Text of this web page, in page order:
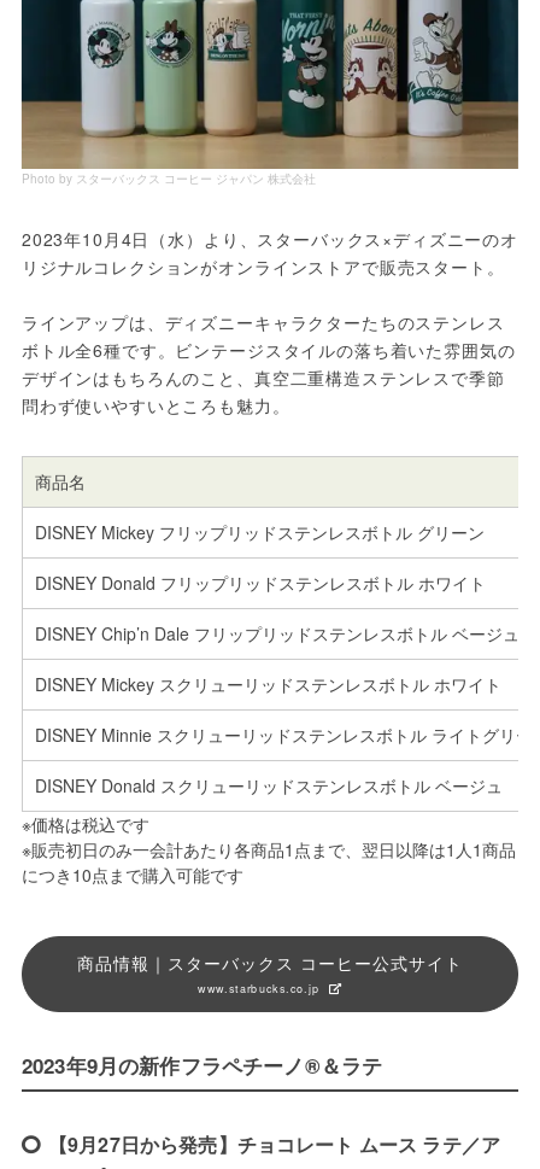
Photo by スターバックス コーヒー ジャパン 株式会社
2023年10月4日（水）より、スターバックス×ディズニーのオ
リジナルコレクションがオンラインストアで販売スタート。
ラインアップは、ディズニーキャラクターたちのステンレス
ボトル全6種です。ビンテージスタイルの落ち着いた雰囲気の
デザインはもちろんのこと、真空二重構造ステンレスで季節
問わず使いやすいところも魅力。
商品名
DISNEY Mickey フリップリッドステンレスボトル グリーン
DISNEY Donald フリップリッドステンレスボトル ホワイト
DISNEY Chip’n Dale フリップリッドステンレスボトル ベージュ
DISNEY Mickey スクリューリッドステンレスボトル ホワイト
DISNEY Minnie スクリューリッドステンレスボトル ライトグリー
DISNEY Donald スクリューリッドステンレスボトル ベージュ
※価格は税込です
※販売初日のみ一会計あたり各商品1点まで、翌日以降は1人1商品
につき10点まで購入可能です
商品情報｜スターバックス コーヒー公式サイト
www.starbucks.co.jp
2023年9月の新作フラペチーノ®＆ラテ
【9月27日から発売】チョコレート ムース ラテ／ア